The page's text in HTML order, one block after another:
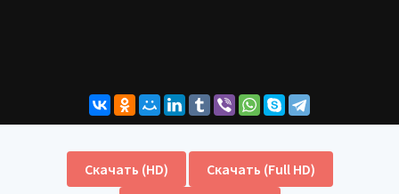
Скачать (HD)
Скачать (Full HD)